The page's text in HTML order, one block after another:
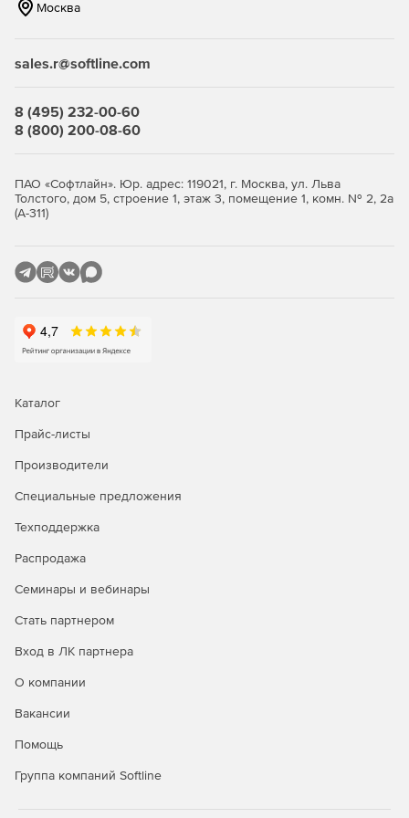
Централизованное управление всеми устройствами
* Компания Meta, владеющая Instagram, Facebook и
территории РФ запрещена
Москва
sales.r@softline.com
8 (495) 232-00-60
8 (800) 200-08-60
ПАО «Софтлайн». Юр. адрес: 119021, г. Москва, ул. Льва
Толстого, дом 5, строение 1, этаж 3, помещение 1, комн. № 2, 2а
(А-311)
Каталог
Прайс-листы
Производители
Специальные предложения
Техподдержка
Распродажа
Семинары и вебинары
Стать партнером
Вход в ЛК партнера
О компании
Вакансии
Помощь
Группа компаний Softline